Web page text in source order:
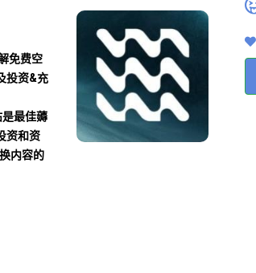
免费空
投资&充
最佳薅
资和资
内容的